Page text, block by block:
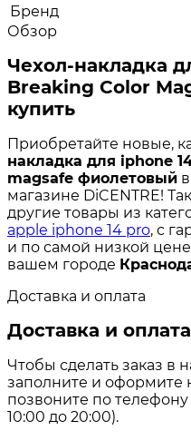
Бренд
Обзор
Чехол-накладка
Breaking Color
купить
Приобретайте новые,
накладка для iphone
magsafe фиолетовый
магазине DiCENTRE!
другие товары из
apple iphone 14 pro, с
и по самой низкой
вашем городе
Доставка и оплата
Доставка и оплата
Чтобы сделать заказ в
заполните и оформите
позвоните по телефону
10:00 до 20:00).